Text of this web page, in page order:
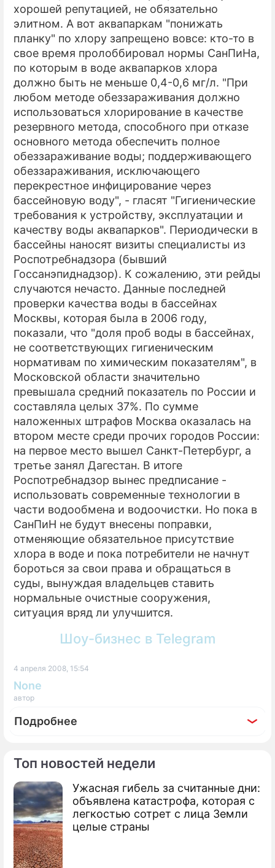
Топ новостей недели
Ужасная гибель за считанные дни:
объявлена катастрофа, которая с
легкостью сотрет с лица Земли
целые страны
хорошей репутацией, не обязательно
элитном. А вот аквапаркам "понижать
планку" по хлору запрещено вовсе: кто-то в
свое время пролоббировал нормы СанПиНа,
по которым в воде аквапарков хлора
должно быть не меньше 0,4-0,6 мг/л. "При
любом методе обеззараживания должно
использоваться хлорирование в качестве
резервного метода, способного при отказе
основного метода обеспечить полное
обеззараживание воды; поддерживающего
обеззараживания, исключающего
перекрестное инфицирование через
бассейновую воду", - гласят "Гигиенические
требования к устройству, эксплуатации и
качеству воды аквапарков". Периодически в
бассейны наносят визиты специалисты из
Роспотребнадзора (бывший
Госсанэпиднадзор). К сожалению, эти рейды
случаются нечасто. Данные последней
проверки качества воды в бассейнах
Москвы, которая была в 2006 году,
показали, что "доля проб воды в бассейнах,
не соответствующих гигиеническим
нормативам по химическим показателям", в
Московской области значительно
превышала средний показатель по России и
составляла целых 37%. По сумме
наложенных штрафов Москва оказалась на
втором месте среди прочих городов России:
на первое место вышел Санкт-Петербург, а
третье занял Дагестан. В итоге
Роспотребнадзор вынес предписание -
использовать современные технологии в
части водообмена и водоочистки. Но пока в
СанПиН не будут внесены поправки,
отменяющие обязательное присутствие
хлора в воде и пока потребители не начнут
бороться за свои права и обращаться в
суды, вынуждая владельцев ставить
нормальные очистные сооружения,
ситуация вряд ли улучшится.
Шоу-бизнес в Telegram
4 апреля 2008, 15:54
None
автор
Подробнее
По теме
Химическая атака в аквапарке
Петербурга
Аквапарк Казани ответит за смерть